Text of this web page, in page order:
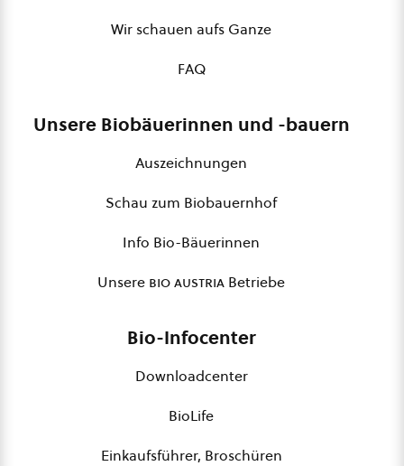
Wir schauen aufs Ganze
FAQ
Unsere Biobäuerinnen und -bauern
Auszeichnungen
Schau zum Biobauernhof
Info Bio-Bäuerinnen
Unsere bio austria Betriebe
Bio-Infocenter
Downloadcenter
BioLife
Einkaufsführer, Broschüren